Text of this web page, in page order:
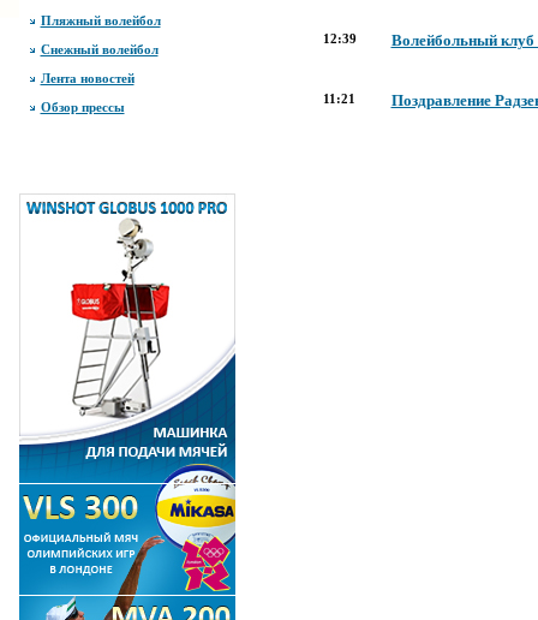
Пляжный волейбол
Снежный волейбол
Лента новостей
Обзор прессы
12:39 Волейбольный клуб
11:21 Поздравление